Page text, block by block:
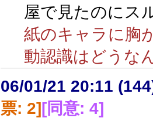
屋で見たのにス
紙のキャラに胸
動認識はどうな
06/01/21 20:11
票: 2][同意: 4]